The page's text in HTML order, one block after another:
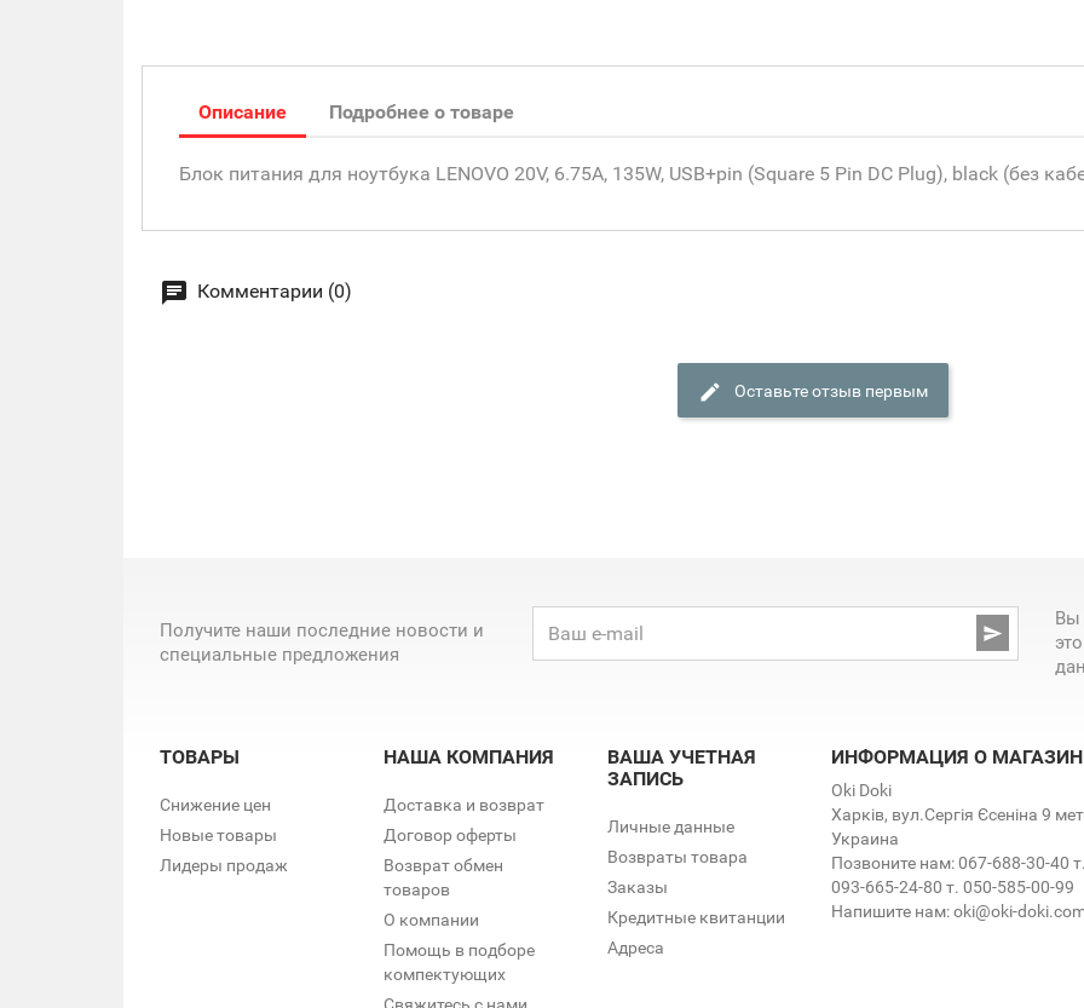
Описание Подробнее о товаре
Блок питания для ноутбука LENOVO 20V, 6.75A, 135W, USB+pin (Square 5 Pin DC Plug), black (без
Комментарии (0)
Оставьте отзыв первым
Получите наши последние новости и
специальные предложения

Вы
ТОВАРЫ
Снижение цен
Новые товары
Лидеры продаж
НАША КОМПАНИЯ
Доставка и возврат
Договор оферты
Возврат обмен
товаров
О компании
Помощь в подборе
компектующих
ВАША УЧЕТНАЯ
ЗАПИСЬ
Личные данные
Возвраты товара
Заказы
Кредитные квитанции
Адреса
ИНФОРМАЦИЯ О
Oki Doki
Харків, вул.Сергія Єсеніна 9
Украина
Позвоните нам:067-688-30-40
093-665-24-80 т. 050-585-00-99
Напишите нам:oki@oki-